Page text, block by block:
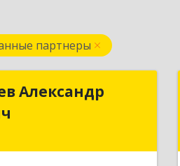
партнеры
Александр
Александр